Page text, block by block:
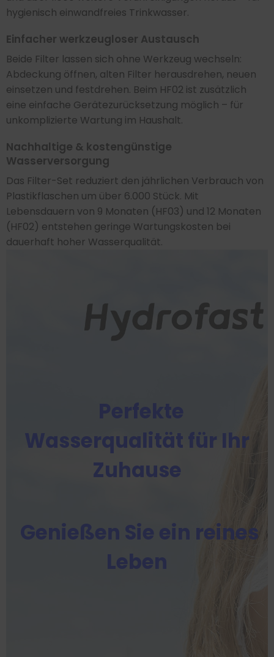
hygienisch einwandfreies Trinkwasser.
Einfacher werkzeugloser Austausch
Beide Filter lassen sich ohne Werkzeug wechseln:
Abdeckung öffnen, alten Filter herausdrehen, neuen
einsetzen und festdrehen. Beim HF02 ist zusätzlich
eine einfache Gerätezurücksetzung möglich – für
unkomplizierte Wartung im Haushalt.
Nachhaltige & kostengünstige
Wasserversorgung
Das Filter-Set reduziert den jährlichen Verbrauch von
Plastikflaschen um über 6.000 Stück. Mit
Lebensdauern von 9 Monaten (HF03) und 12 Monaten
(HF02) entstehen geringe Wartungskosten bei
dauerhaft hoher Wasserqualität.
Wasserqualität für Ihr
Zuhause
Genießen Sie ein reines
Leben